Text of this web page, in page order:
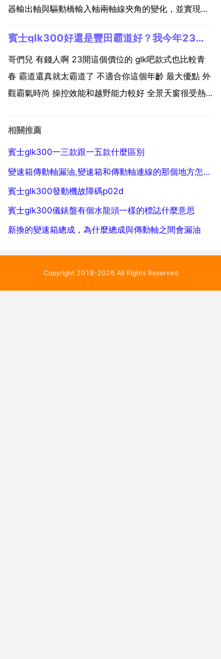
器輸出軸與驅動橋輸入軸兩軸線夾角的變化，並實現兩
等組成。斯太爾系列重型汽車使用的傳動軸萬向節採用
滾柱十字軸軸承，配合以短而粗的十字軸，可傳遞較大
的轉距。...
賓士glk300好還是豐田霸道好？我今年23歲男士優缺
哥們兒 有錢人啊 23開這個價位的 glk吧款式也比較青
春 霸道還真就太霸道了 不適合你這個年齡 最大優點 外
觀霸氣時尚 操控效能和越野能力較好 全景天窗很受熱
稍大。外觀 賓士glk外觀霸氣時尚，線條剛毅動感，稱
相關推薦
賓士glk300一三款跟一五款什麼區別
變速箱傳動軸漏油,變速箱和傳動軸連線的那個地方怎麼一直漏油
賓士glk300發動機故障碼p02d
賓士glk300儀錶盤有個水龍頭一樣的標誌什麼意思
新換的變速箱總成，為什麼總成與傳動軸之間會漏油
Copyright 2018-2026 All Rights Reserved